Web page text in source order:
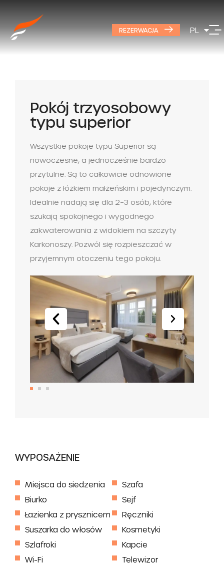
REZERWACJA PL
DE
Pokój trzyosobowy
typu superior
Wszystkie pokoje typu Superior są
nowoczesne, a jednocześnie bardzo
przytulne. Są to całkowicie odnowione
pokoje z łóżkiem małżeńskim i pojedynczym.
Idealnie nadają się dla 2–3 osób, które
szukają spokojnego i wygodnego
zakwaterowania z widokiem na szczyty
Karkonoszy. Pozwól się rozpieszczać w
przyjemnym otoczeniu tego pokoju.
WYPOSAŻENIE
Miejsca do siedzenia
Szafa
Biurko
Sejf
Łazienka z prysznicem
Ręczniki
Suszarka do włosów
Kosmetyki
Szlafroki
Kapcie
Wi-Fi
Telewizor